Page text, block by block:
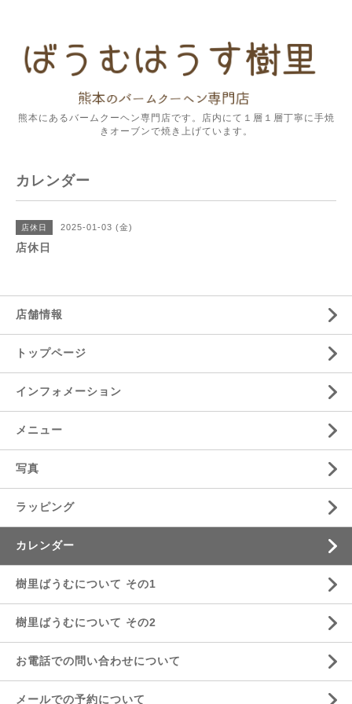
熊本にあるバームクーヘン専門店です。店内にて１層１層丁寧に手焼
きオーブンで焼き上げています。
カレンダー
店休日 2025-01-03 (金)
店休日
店舗情報
トップページ
インフォメーション
メニュー
写真
ラッピング
カレンダー
樹里ばうむについて その1
樹里ばうむについて その2
お電話での問い合わせについて
メールでの予約について